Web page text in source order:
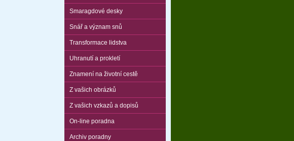
Smaragdové desky
Snář a význam snů
Transformace lidstva
Uhranutí a prokletí
Znamení na životní cestě
Z vašich obrázků
Z vašich vzkazů a dopisů
On-line poradna
Archiv poradny